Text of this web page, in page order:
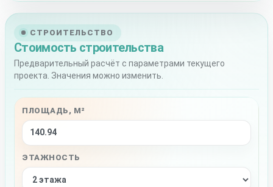
СТРОИТЕЛЬСТВО
Стоимость строительства
Предварительный расчёт с параметрами текущего
проекта. Значения можно изменить.
ПЛОЩАДЬ, М²
ЭТАЖНОСТЬ